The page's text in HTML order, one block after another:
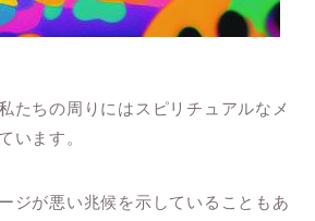
たちの周りにはスピリチュアルなメ
います。
ジが悪い兆候を示していることもあ